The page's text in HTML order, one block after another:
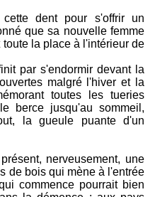
dent pour s'offrir un
que sa nouvelle femme
la place à l'intérieur de
par s'endormir devant la
malgré l'hiver et la
toutes les tueries
berce jusqu'au sommeil,
la gueule puante d'un
nerveusement, une
de bois qui mène à l'entrée
commence pourrait bien